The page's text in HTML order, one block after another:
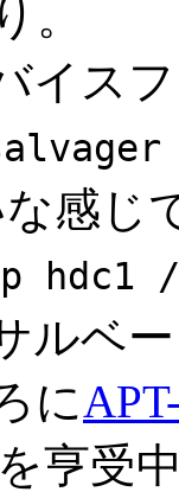
。
イス
感じ
hdc1 /
ルベ
に
亨受